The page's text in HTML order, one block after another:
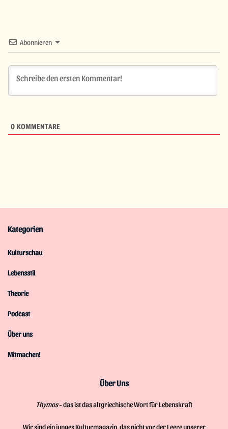
Abonnieren
0 KOMMENTARE
Kategorien
Kulturschau
Lebensstil
Theorie
Podcast
Über uns
Mitmachen!
Über Uns
Thymos- das ist das altgriechische Wort für Lebenskraft
Wir sind ein junges Kulturmagazin, das nicht vor der Leere unserer